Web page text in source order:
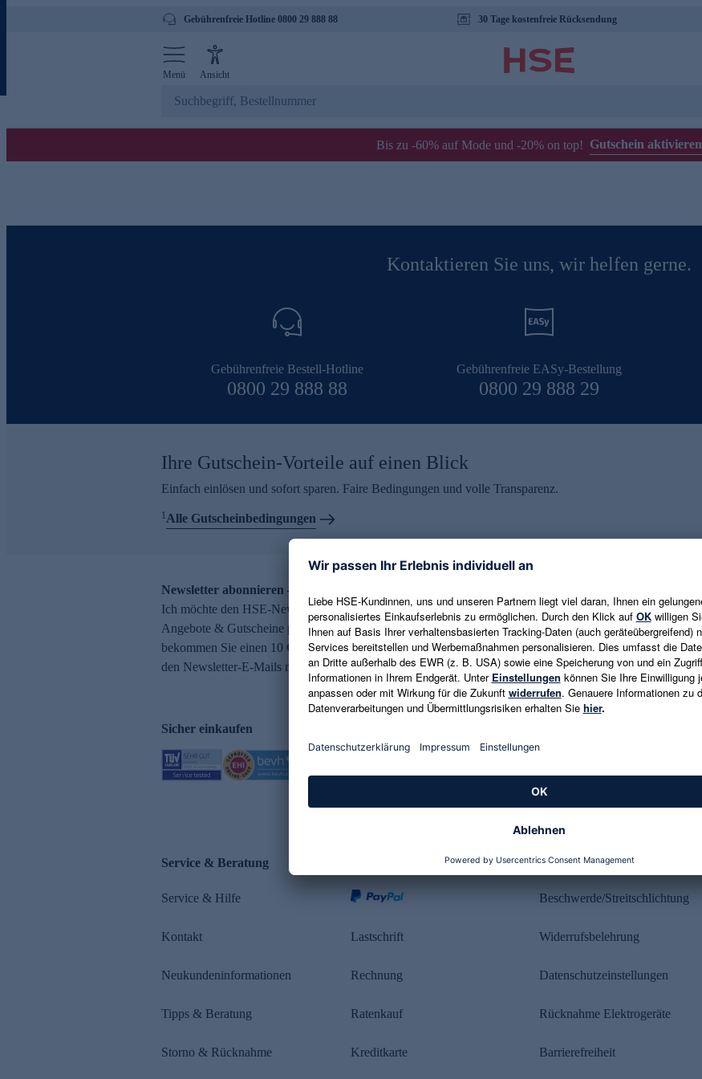
Gebührenfreie Hotline 0800 29 888 88 30 Tage kostenfreie Rücksendung
Menü Ansicht
Bis zu -60% auf Mode und -20% on top! Gutschein aktivieren
Kontaktieren Sie uns, wir helfen gerne.
Gebührenfreie Bestell-Hotline
0800 29 888 88
Gebührenfreie EASy-Bestellung
0800 29 888 29
Ihre Gutschein-Vorteile auf einen Blick
Einfach einlösen und sofort sparen. Faire Bedingungen und volle Transparenz.
1Alle Gutscheinbedingungen
Newsletter abonnieren – 10 € Gutschein erhalten
Ich möchte den HSE-Newsletter abonnieren und aktuelle Trends,
Angebote & Gutscheine per E-Mail erhalten. Als Dankeschön
bekommen Sie einen 10 € Gutschein. Eine Abmeldung ist jederzeit in
den Newsletter-E-Mails möglich.
E-Mail-Adresse eingeben
Es gelten die Datenschutzrichtlinien
Sicher einkaufen
Service & Beratung
Service & Hilfe
Kontakt
Neukundeninformationen
Tipps & Beratung
Storno & Rücknahme
Lastschrift
Rechnung
Ratenkauf
Kreditkarte
Rechtliches
Beschwerde/Streitschlichtung
Widerrufsbelehrung
Datenschutzeinstellungen
Rücknahme Elektrogeräte
Barrierefreiheit